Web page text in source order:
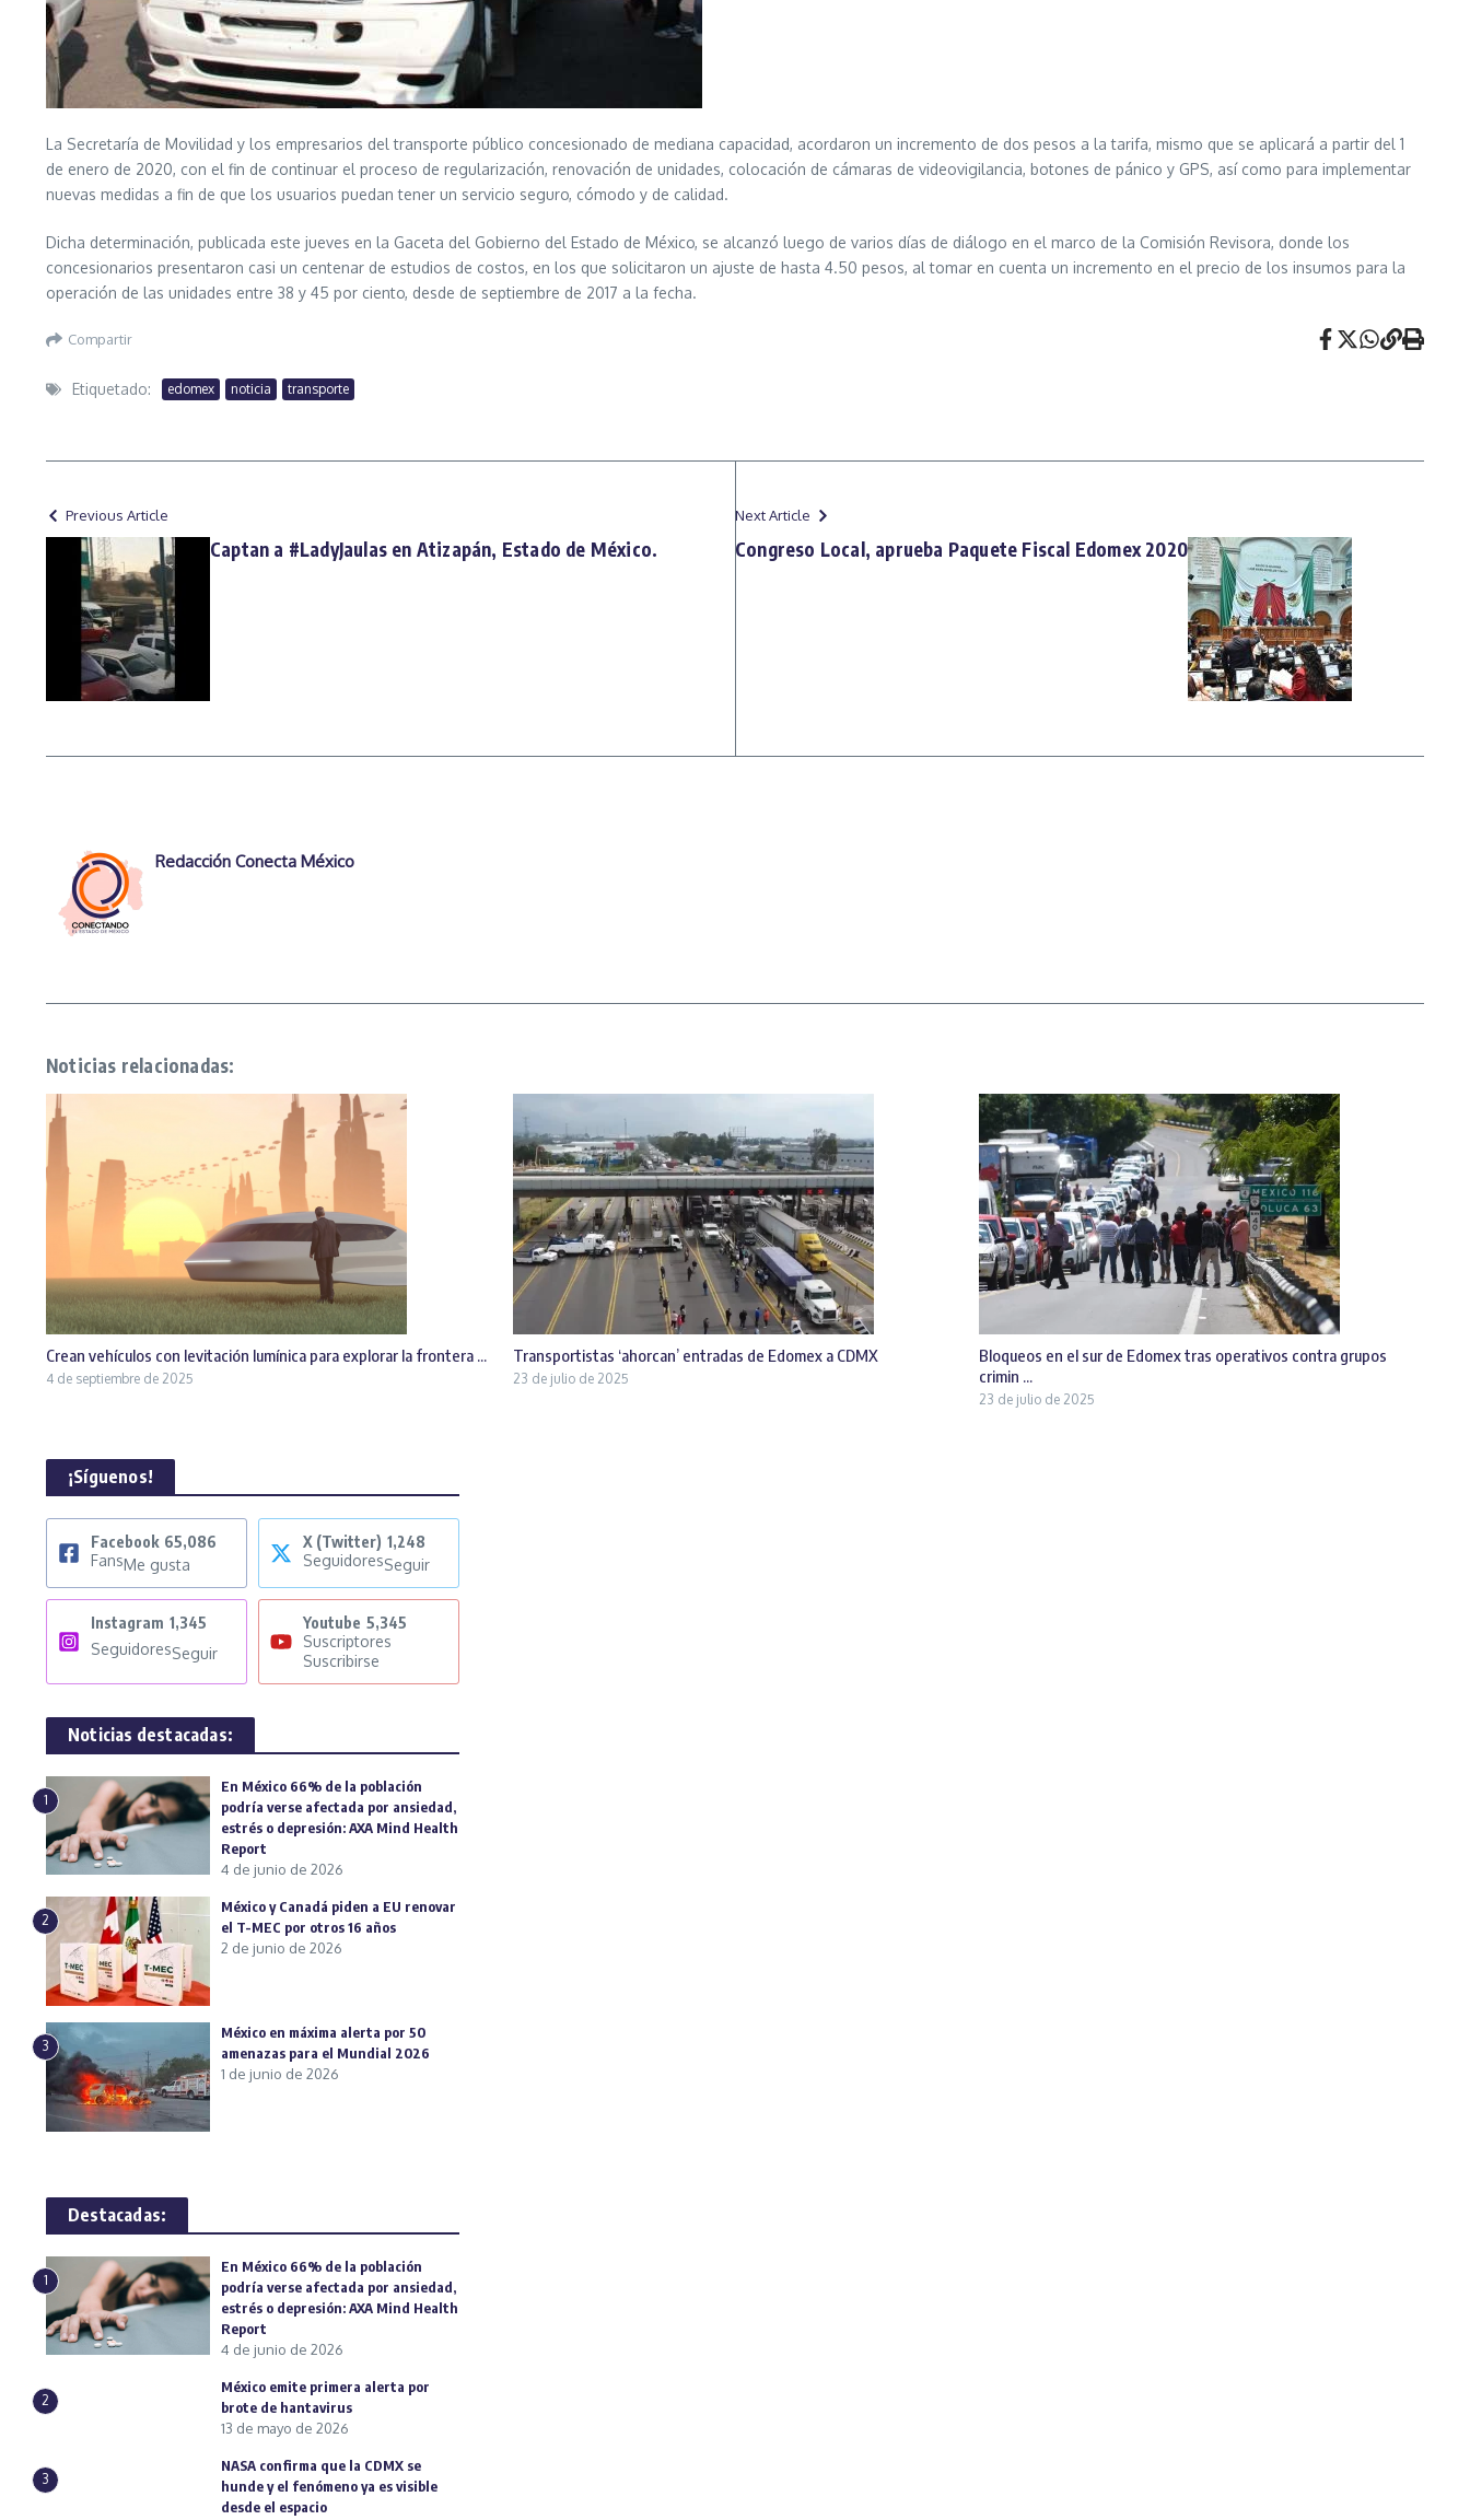
La Secretaría de Movilidad y los empresarios del transporte público concesionado de mediana capacidad, acordaron un incremento de dos pesos a la tarifa, mismo que se aplicará a partir del 1
de enero de 2020, con el fin de continuar el proceso de regularización, renovación de unidades, colocación de cámaras de videovigilancia, botones de pánico y GPS, así como para implementar
nuevas medidas a fin de que los usuarios puedan tener un servicio seguro, cómodo y de calidad.
Dicha determinación, publicada este jueves en la Gaceta del Gobierno del Estado de México, se alcanzó luego de varios días de diálogo en el marco de la Comisión Revisora, donde los
concesionarios presentaron casi un centenar de estudios de costos, en los que solicitaron un ajuste de hasta 4.50 pesos, al tomar en cuenta un incremento en el precio de los insumos para la
operación de las unidades entre 38 y 45 por ciento, desde de septiembre de 2017 a la fecha.
Compartir
Etiquetado: edomex noticia transporte
Previous Article
Captan a #LadyJaulas en Atizapán, Estado de México.
Next Article
Congreso Local, aprueba Paquete Fiscal Edomex 2020
Redacción Conecta México
Noticias relacionadas:
Crean vehículos con levitación lumínica para explorar la frontera ...
4 de septiembre de 2025
Transportistas ‘ahorcan’ entradas de Edomex a CDMX
23 de julio de 2025
Bloqueos en el sur de Edomex tras operativos contra grupos
crimin ...
23 de julio de 2025
¡Síguenos!
Facebook 65,086
FansMe gusta
X (Twitter) 1,248
SeguidoresSeguir
Instagram 1,345
SeguidoresSeguir
Youtube 5,345
Suscriptores
Suscribirse
Noticias destacadas:
1
En México 66% de la población
podría verse afectada por ansiedad,
estrés o depresión: AXA Mind Health
Report
4 de junio de 2026
2
México y Canadá piden a EU renovar
el T-MEC por otros 16 años
2 de junio de 2026
3
México en máxima alerta por 50
amenazas para el Mundial 2026
1 de junio de 2026
Destacadas:
1
En México 66% de la población
podría verse afectada por ansiedad,
estrés o depresión: AXA Mind Health
Report
4 de junio de 2026
2
México emite primera alerta por
brote de hantavirus
13 de mayo de 2026
3
NASA confirma que la CDMX se
hunde y el fenómeno ya es visible
desde el espacio